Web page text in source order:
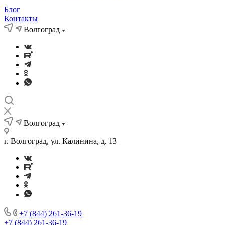
Блог
Контакты
Волгоград
Волгоград
г. Волгоград, ул. Калинина, д. 13
+7 (844) 261-36-19
+7 (844) 261-36-19